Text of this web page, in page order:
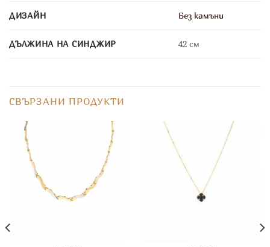
ДИЗАЙН Без камъни
ДЪЛЖИНА НА СИНДЖИР 42 см
СВЪРЗАНИ ПРОДУКТИ